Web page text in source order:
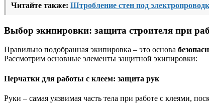
Читайте также: Штробление стен под
Выбор экипировки: защита строителя при
Правильно подобранная экипировка – это основа
Рассмотрим основные элементы защитной экипировки:
Перчатки для работы с клеем: защита рук
Руки – самая уязвимая часть тела при работе с клеями,